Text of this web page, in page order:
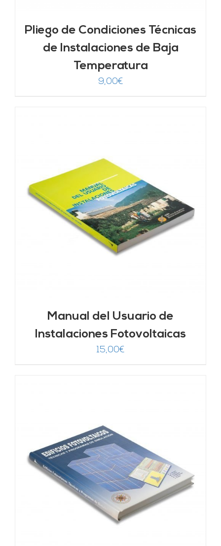
Pliego de Condiciones Técnicas
de Instalaciones de Baja
Temperatura
9,00€
Manual del Usuario de
Instalaciones Fotovoltaicas
15,00€